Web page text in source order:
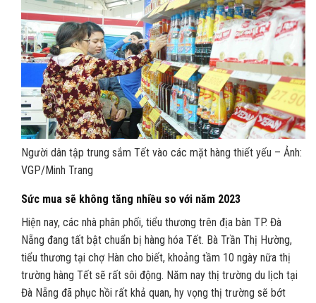
Người dân tập trung sắm Tết vào các mặt hàng thiết yếu – Ảnh:
VGP/Minh Trang
Sức mua sẽ không tăng nhiều so với năm 2023
Hiện nay, các nhà phân phối, tiểu thương trên địa bàn TP. Đà
Nẵng đang tất bật chuẩn bị hàng hóa Tết. Bà Trần Thị Hường,
tiểu thương tại chợ Hàn cho biết, khoảng tầm 10 ngày nữa thị
trường hàng Tết sẽ rất sôi động. Năm nay thị trường du lịch tại
Đà Nẵng đã phục hồi rất khả quan, hy vọng thị trường sẽ bớt